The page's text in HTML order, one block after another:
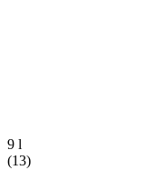
9 l
(13)